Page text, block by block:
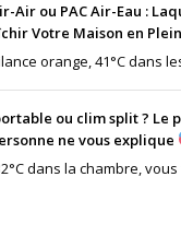
Air ou PAC Air-Eau :
Votre Maison en
orange, 41°C dans
ou clim split ? Le
ne vous explique
dans la chambre,